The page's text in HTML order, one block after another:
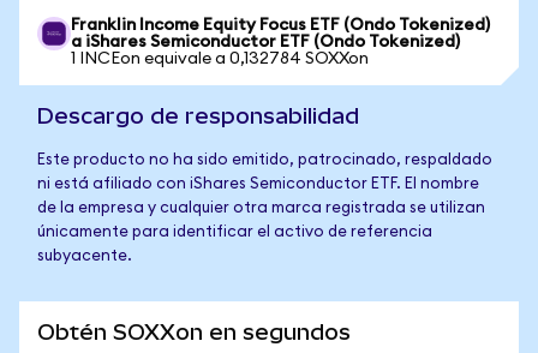
Franklin Income Equity Focus ETF (Ondo Tokenized)
a iShares Semiconductor ETF (Ondo Tokenized)
1 INCEon equivale a 0,132784 SOXXon
Descargo de responsabilidad
Este producto no ha sido emitido, patrocinado, respaldado
ni está afiliado con iShares Semiconductor ETF. El nombre
de la empresa y cualquier otra marca registrada se utilizan
únicamente para identificar el activo de referencia
subyacente.
Obtén SOXXon en segundos